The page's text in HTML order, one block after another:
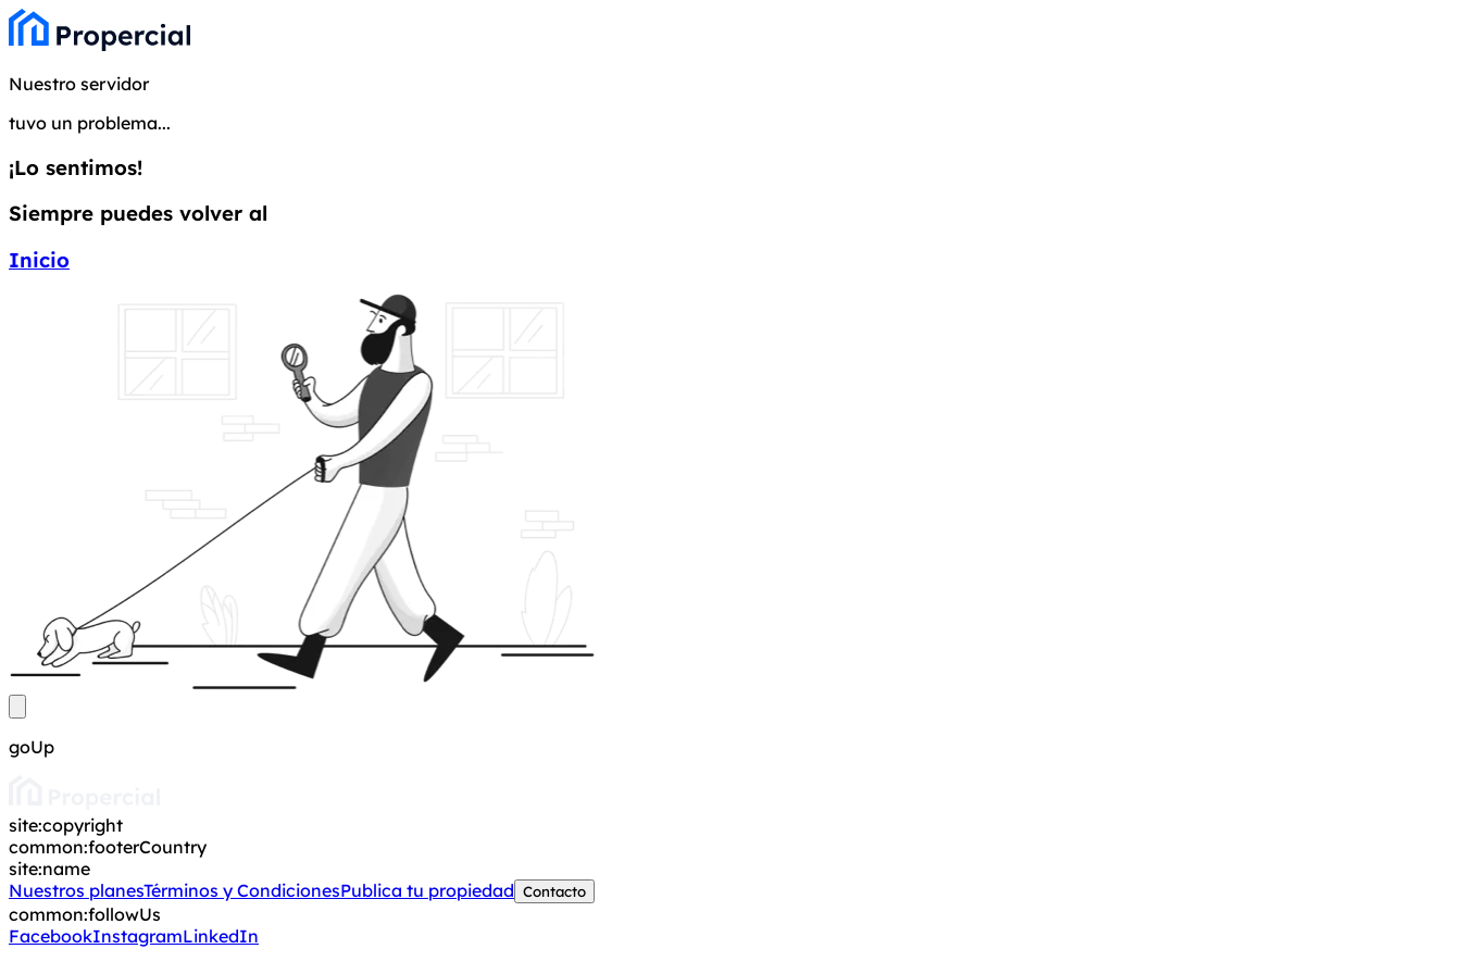
Nuestro servidor
tuvo un problema...
¡Lo sentimos!
Siempre puedes volver al
Inicio
goUp
site:copyright
common:footerCountry
site:name
Nuestros planesTérminos y CondicionesPublica tu propiedad Contacto
common:followUs
FacebookInstagramLinkedIn